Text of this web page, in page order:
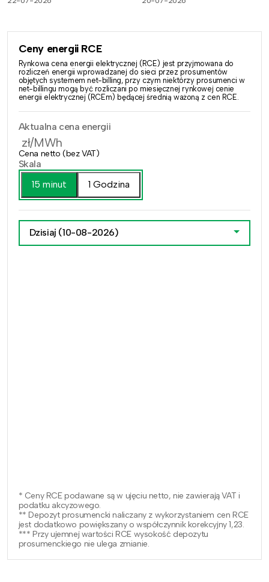
Ceny energii RCE
Rynkowa cena energii elektrycznej (RCE) jest przyjmowana do
rozliczeń energii wprowadzanej do sieci przez prosumentów
objętych systemem net-billing, przy czym niektórzy prosumenci w
net-billingu mogą być rozliczani po miesięcznej rynkowej cenie
energii elektrycznej (RCEm) będącej średnią ważoną z cen RCE.
Aktualna cena energii
zł/MWh
Cena netto (bez VAT)
Skala
15 minut
1 Godzina
Dzisiaj (10-08-2026)
* Ceny RCE podawane są w ujęciu netto, nie zawierają VAT i
podatku akcyzowego.
** Depozyt prosumencki naliczany z wykorzystaniem cen RCE
jest dodatkowo powiększany o współczynnik korekcyjny 1,23.
*** Przy ujemnej wartości RCE wysokość depozytu
prosumenckiego nie ulega zmianie.